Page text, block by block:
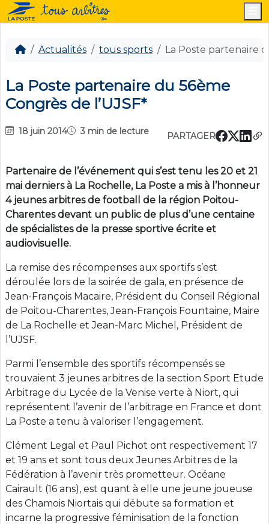
Actualités tous sports La Poste partenaire
La Poste partenaire du 56ème
Congrès de l’UJSF*
18 juin 2014 3 min de lecture PARTAGER
Partenaire de l’événement qui s’est tenu les 20 et 21
mai derniers à La Rochelle, La Poste a mis à l’honneur
4 jeunes arbitres de football de la région Poitou-
Charentes devant un public de plus d’une centaine
de spécialistes de la presse sportive écrite et
audiovisuelle.
La remise des récompenses aux sportifs s’est
déroulée lors de la soirée de gala, en présence de
Jean-François Macaire, Président du Conseil Régional
de Poitou-Charentes, Jean-François Fountaine, Maire
de La Rochelle et Jean-Marc Michel, Président de
l’UJSF.
Parmi l’ensemble des sportifs récompensés se
trouvaient 3 jeunes arbitres de la section Sport Etude
Arbitrage du Lycée de la Venise verte à Niort, qui
représentent l’avenir de l’arbitrage en France et dont
La Poste a tenu à valoriser l’engagement.
Clément Legal et Paul Pichot ont respectivement 17
et 19 ans et sont tous deux Jeunes Arbitres de la
Fédération à l’avenir très prometteur. Océane
Cairault (16 ans), est quant à elle une jeune joueuse
des Chamois Niortais qui débute sa formation et
incarne la progressive féminisation de la fonction